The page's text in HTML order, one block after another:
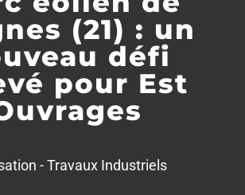
(21) : un
défi
pour Est
-Travaux Industriels